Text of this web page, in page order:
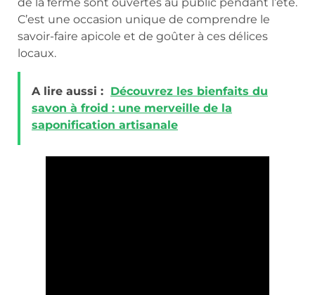
C’est une occasion unique de comprendre le
savoir-faire apicole et de goûter à ces délices
locaux.
A lire aussi : Découvrez les bienfaits du
savon à froid : une merveille de la
saponification artisanale